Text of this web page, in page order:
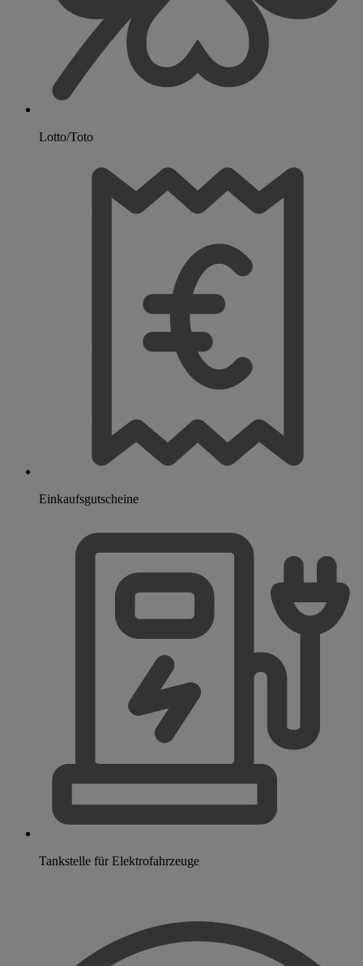
Lotto/Toto
Einkaufsgutscheine
Tankstelle für Elektrofahrzeuge